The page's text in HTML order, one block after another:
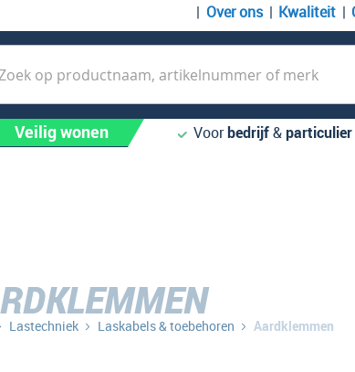
Over ons Kwaliteit
Veilig wonen Voorbedrijf&particulier
Lastechniek Laskabels & toebehoren Aardklemmen